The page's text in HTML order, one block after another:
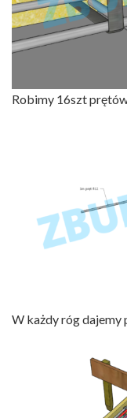
Robimy 16szt
W każdy róg dajemy